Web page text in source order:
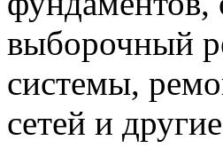
выборочный
системы,
сетей и